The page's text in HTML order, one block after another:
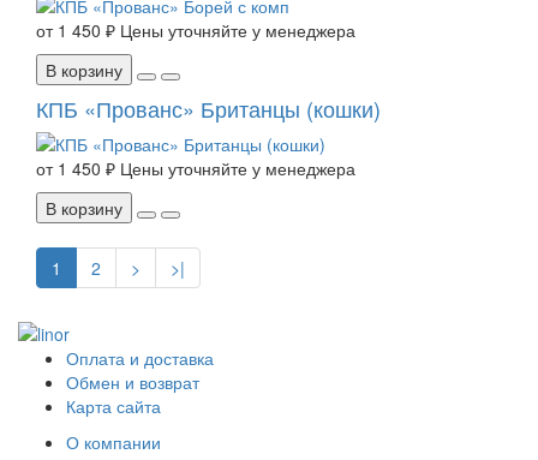
от 1 450 ₽ Цены уточняйте у менеджера
В корзину
КПБ «Прованс» Британцы (кошки)
от 1 450 ₽ Цены уточняйте у менеджера
В корзину
1 2 > >|
Оплата и доставка
Обмен и возврат
Карта сайта
О компании